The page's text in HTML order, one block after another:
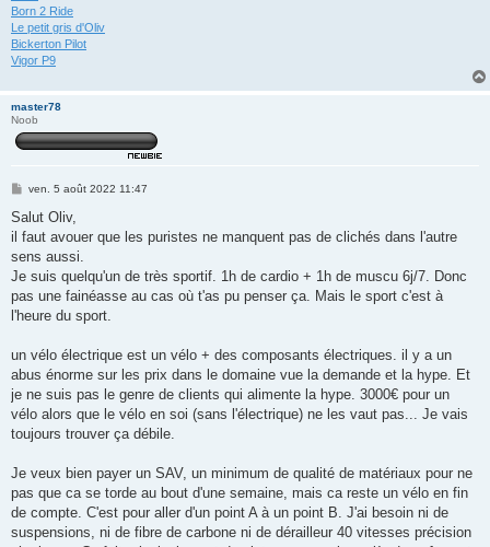
Born 2 Ride
Le petit gris d'Oliv
Bickerton Pilot
Vigor P9
master78
Noob
M
s
a
g
ven. 5 août 2022 11:47
Salut Oliv,
il faut avouer que les puristes ne manquent pas de clichés dans l'autre
sens aussi.
Je suis quelqu'un de très sportif. 1h de cardio + 1h de muscu 6j/7. Donc
pas une fainéasse au cas où t'as pu penser ça. Mais le sport c'est à
l'heure du sport.
un vélo électrique est un vélo + des composants électriques. il y a un
abus énorme sur les prix dans le domaine vue la demande et la hype. Et
je ne suis pas le genre de clients qui alimente la hype. 3000€ pour un
vélo alors que le vélo en soi (sans l'électrique) ne les vaut pas... Je vais
toujours trouver ça débile.
Je veux bien payer un SAV, un minimum de qualité de matériaux pour ne
pas que ca se torde au bout d'une semaine, mais ca reste un vélo en fin
de compte. C'est pour aller d'un point A à un point B. J'ai besoin ni de
suspensions, ni de fibre de carbone ni de dérailleur 40 vitesses précision